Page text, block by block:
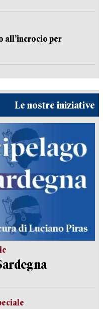
all’incrocio per
Le nostre iniziative